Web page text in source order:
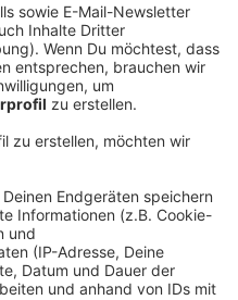
Sonntag
10:36
waren am frühen
in der Opladener
einer Sprecherin hat
und das